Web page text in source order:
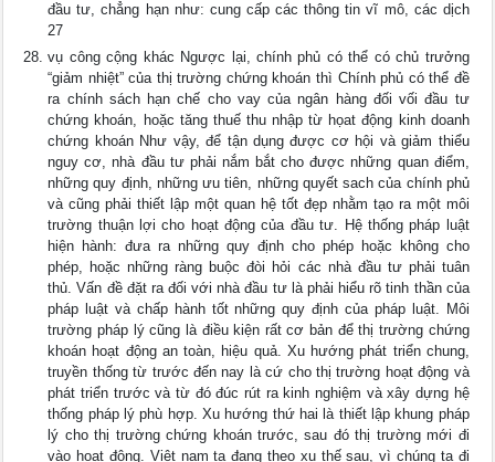
đầu tư, chẳng hạn như: cung cấp các thông tin vĩ mô, các dịch
27
vụ công cộng khác Ngược lại, chính phủ có thể có chủ trưởng
“giảm nhiệt” của thị trường chứng khoán thì Chính phủ có thể đề
ra chính sách hạn chế cho vay của ngân hàng đối vối đầu tư
chứng khoán, hoặc tăng thuế thu nhập từ họat động kinh doanh
chứng khoán Như vậy, để tận dụng được cơ hội và giảm thiểu
nguy cơ, nhà đầu tư phải nắm bắt cho được những quan điểm,
những quy định, những ưu tiên, những quyết sach của chính phủ
và cũng phải thiết lập một quan hệ tốt đẹp nhằm tạo ra một môi
trường thuận lợi cho hoạt động của đầu tư. Hệ thống pháp luật
hiện hành: đưa ra những quy định cho phép hoặc không cho
phép, hoặc những ràng buộc đòi hỏi các nhà đầu tư phải tuân
thủ. Vấn đề đặt ra đối với nhà đầu tư là phải hiểu rõ tinh thần của
pháp luật và chấp hành tốt những quy định của pháp luật. Môi
trường pháp lý cũng là điều kiện rất cơ bản để thị trường chứng
khoán hoạt động an toàn, hiệu quả. Xu hướng phát triển chung,
truyền thống từ trước đến nay là cứ cho thị trường hoạt động và
phát triển trước và từ đó đúc rút ra kinh nghiệm và xây dựng hệ
thống pháp lý phù hợp. Xu hướng thứ hai là thiết lập khung pháp
lý cho thị trường chứng khoán trước, sau đó thị trường mới đi
vào hoạt động. Việt nam ta đang theo xu thế sau, vì chúng ta đi